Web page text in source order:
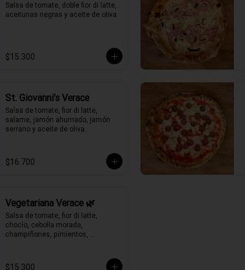
Salsa de tomate, doble fior di latte,
aceitunas negras y aceite de oliva.
$15.300
St. Giovanni's Verace
Salsa de tomate, fior di latte,
salame, jamón ahumado, jamón
serrano y aceite de oliva.
$16.700
Vegetariana Verace 🌿
Salsa de tomate, fior di latte,
choclo, cebolla morada,
champiñones, pimientos,
$15.300